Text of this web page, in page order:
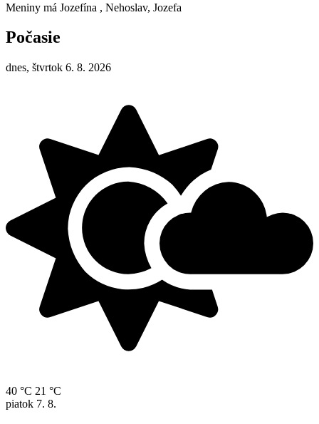
Meniny má Jozefína , Nehoslav, Jozefa
Počasie
dnes, štvrtok 6. 8. 2026
40 °C 21 °C
piatok 7. 8.